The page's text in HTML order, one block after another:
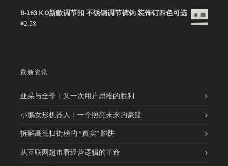
B-163 K.O新款调节扣 不锈钢调节裤钩 装饰钉四色可选
¥2.58
最新资讯
亚朵与全季：又一次用户思维的胜利
小鹏女形机器人：一个照亮未来的豪赌
拆解高德扫街榜的 “真实” 陷阱
从互联网超市看经营逻辑的革命